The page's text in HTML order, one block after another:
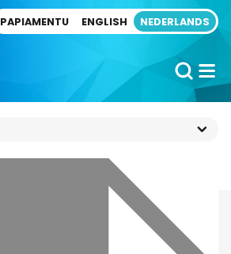
PAPIAMENTU ENGLISH NEDERLANDS